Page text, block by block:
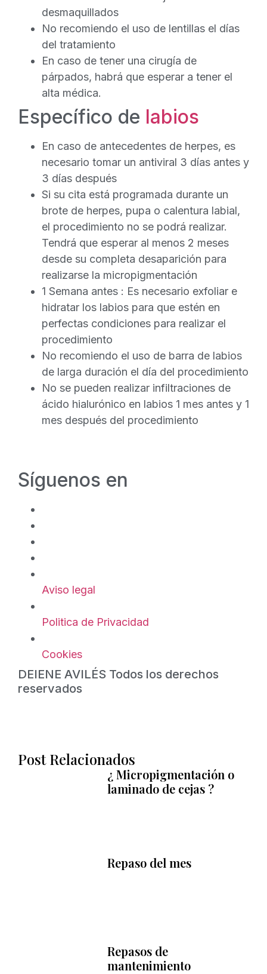
desmaquillados
No recomiendo el uso de lentillas el días
del tratamiento
En caso de tener una cirugía de
párpados, habrá que esperar a tener el
alta médica.
Específico de labios
En caso de antecedentes de herpes, es
necesario tomar un antiviral 3 días antes y
3 días después
Si su cita está programada durante un
brote de herpes, pupa o calentura labial,
el procedimiento no se podrá realizar.
Tendrá que esperar al menos 2 meses
desde su completa desaparición para
realizarse la micropigmentación
1 Semana antes : Es necesario exfoliar e
hidratar los labios para que estén en
perfectas condiciones para realizar el
procedimiento
No recomiendo el uso de barra de labios
de larga duración el día del procedimiento
No se pueden realizar infiltraciones de
ácido hialurónico en labios 1 mes antes y 1
mes después del procedimiento
Síguenos en
Aviso legal
Politica de Privacidad
Cookies
DEIENE AVILÉS Todos los derechos
reservados
Post Relacionados
¿ Micropigmentación o
laminado de cejas ?
Repaso del mes
Repasos de
mantenimiento